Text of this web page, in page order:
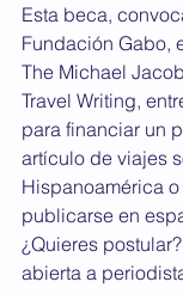
Esta beca,
Fundación Gabo,
The Michael
Travel Writing,
para financiar un
artículo de viajes
Hispanoamérica
publicarse en
¿Quieres
abierta a